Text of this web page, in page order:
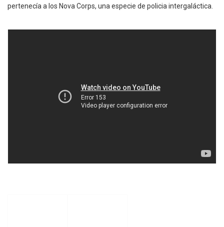
pertenecía a los Nova Corps, una especie de policia intergaláctica.